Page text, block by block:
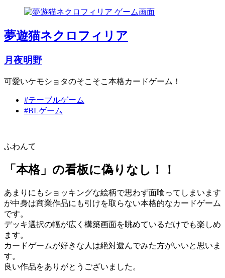
夢遊猫ネクロフィリア
月夜明野
可愛いケモショタのそこそこ本格カードゲーム！
#テーブルゲーム
#BLゲーム
ふわんて
「本格」の看板に偽りなし！！
あまりにもショッキングな絵柄で思わず面喰ってしまいます
が中身は商業作品にも引けを取らない本格的なカードゲーム
です。
デッキ選択の幅が広く構築画面を眺めているだけでも楽しめ
ます。
カードゲームが好きな人は絶対遊んでみた方がいいと思いま
す。
良い作品をありがとうございました。